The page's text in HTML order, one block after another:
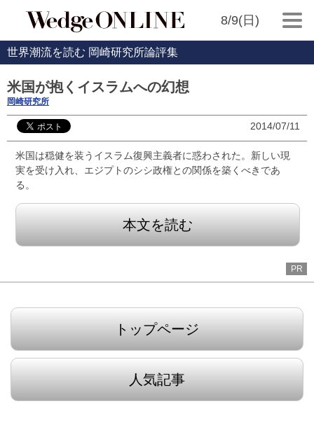
8/9(日)
世界潮流を読む 岡崎研究所論評集
米国が抱くイスラムへの幻想
岡崎研究所
2014/07/11
米国は穏健を装うイスラム復興主義者に惑わされた。新しい現
実を受け入れ、エジプトのシシ政権との関係を築くべきであ
る。
本文を読む
PR
トップページ
人気記事